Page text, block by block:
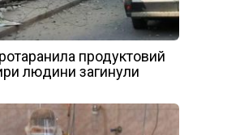
продуктовий
людини загинули